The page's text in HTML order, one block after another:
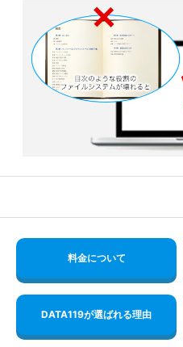
料金について
DATA119が選ばれる理由